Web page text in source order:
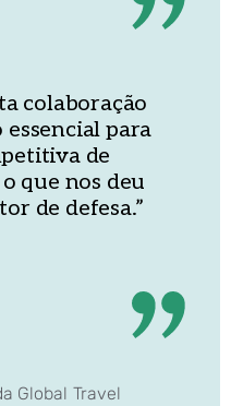
colaboração
essencial para
de
que nos deu
de defesa.”
Global Travel